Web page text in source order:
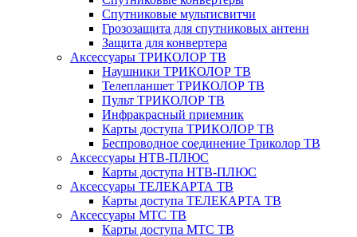
Спутниковые мультисвитчи
Грозозащита для спутниковых антенн
Защита для конвертера
Аксессуары ТРИКОЛОР ТВ
Наушники ТРИКОЛОР ТВ
Телепланшет ТРИКОЛОР ТВ
Пульт ТРИКОЛОР ТВ
Инфракрасный приемник
Карты доступа ТРИКОЛОР ТВ
Беспроводное соединение Триколор ТВ
Аксессуары НТВ-ПЛЮС
Карты доступа НТВ-ПЛЮС
Аксессуары ТЕЛЕКАРТА ТВ
Карты доступа ТЕЛЕКАРТА ТВ
Аксессуары МТС ТВ
Карты доступа МТС ТВ